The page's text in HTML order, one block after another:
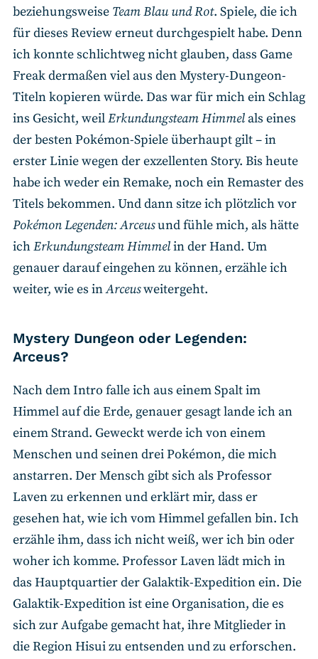
beziehungsweise Team Blau und Rot. Spiele, die ich
für dieses Review erneut durchgespielt habe. Denn
ich konnte schlichtweg nicht glauben, dass Game
Freak dermaßen viel aus den Mystery-Dungeon-
Titeln kopieren würde. Das war für mich ein Schlag
ins Gesicht, weilErkundungsteam Himmelals eines
der besten Pokémon-Spiele überhaupt gilt – in
erster Linie wegen der exzellenten Story. Bis heute
habe ich weder ein Remake, noch ein Remaster des
Titels bekommen. Und dann sitze ich plötzlich vor
Pokémon Legenden: Arceusund fühle mich, als hätte
ichErkundungsteam Himmelin der Hand. Um
genauer darauf eingehen zu können, erzähle ich
weiter, wie es inArceusweitergeht.
Mystery Dungeon oder Legenden:
Arceus?
Nach dem Intro falle ich aus einem Spalt im
Himmel auf die Erde, genauer gesagt lande ich an
einem Strand. Geweckt werde ich von einem
Menschen und seinen drei Pokémon, die mich
anstarren. Der Mensch gibt sich als Professor
Laven zu erkennen und erklärt mir, dass er
gesehen hat, wie ich vom Himmel gefallen bin. Ich
erzähle ihm, dass ich nicht weiß, wer ich bin oder
woher ich komme. Professor Laven lädt mich in
das Hauptquartier der Galaktik-Expedition ein. Die
Galaktik-Expedition ist eine Organisation, die es
sich zur Aufgabe gemacht hat, ihre Mitglieder in
die Region Hisui zu entsenden und zu erforschen.